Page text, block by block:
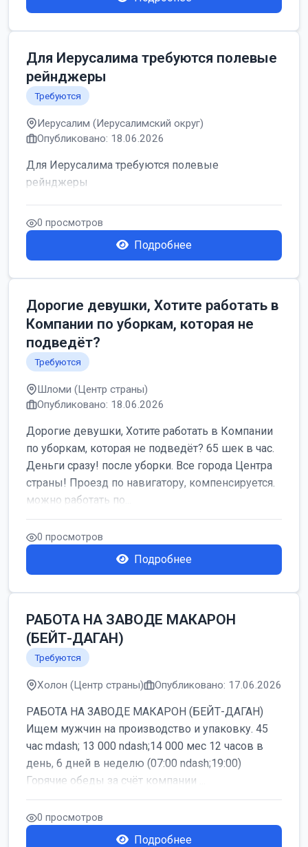
Для Иерусалима требуются полевые
рейнджеры
Требуются
Иерусалим (Иерусалимский округ)
Опубликовано: 18.06.2026
Для Иерусалима требуются полевые
рейнджеры
0 просмотров
Подробнее
Дорогие девушки, Хотите работать в
Компании по уборкам, которая не
подведёт?
Требуются
Шломи (Центр страны)
Опубликовано: 18.06.2026
Дорогие девушки, Хотите работать в Компании
по уборкам, которая не подведёт? 65 шек в час.
Деньги сразу! после уборки. Все города Центра
страны! Проезд по навигатору, компенсируется.
можно работать по...
0 просмотров
Подробнее
РАБОТА НА ЗАВОДЕ МАКАРОН
(БЕЙТ-ДАГАН)
Требуются
Холон (Центр страны) Опубликовано: 17.06.2026
РАБОТА НА ЗАВОДЕ МАКАРОН (БЕЙТ-ДАГАН)
Ищем мужчин на производство и упаковку. 45
час mdash; 13 000 ndash;14 000 мес 12 часов в
день, 6 дней в неделю (07:00 ndash;19:00)
Горячие обеды за счёт компании ...
0 просмотров
Подробнее